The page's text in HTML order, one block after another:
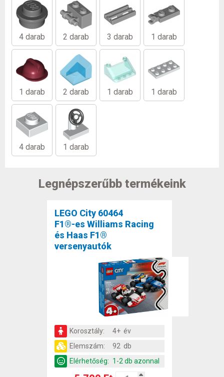
4 darab 2 darab 3 darab 1 darab
1 darab 2 darab 1 darab 1 darab
4 darab 1 darab
Legnépszerűbb termékeink
LEGO City 60464
F1®-es Williams Racing
és Haas F1®
versenyautók
Korosztály:
4+ év
Elemszám:
92 db
Elérhetőség: 1-2 db azonnal